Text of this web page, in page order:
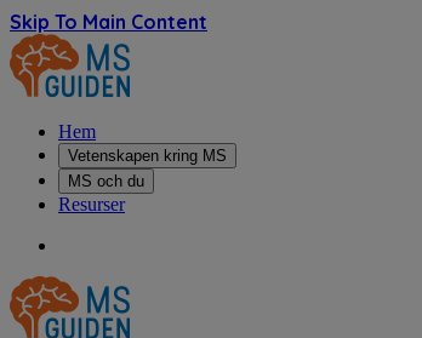
Skip To Main Content
Hem
Vetenskapen kring MS
MS och du
Resurser